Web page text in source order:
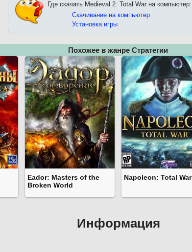
Где скачать Medieval 2: Total War на компьютер:
Скачивание на компьютер
Установка игры
Похожее в жанре Стратегии
Eador: Masters of the
Broken World
Napoleon: Total War
Информация